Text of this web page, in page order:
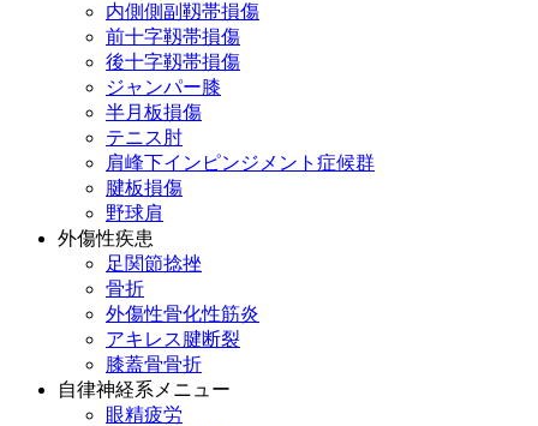
内側側副靱帯損傷
前十字靱帯損傷
後十字靱帯損傷
ジャンパー膝
半月板損傷
テニス肘
肩峰下インピンジメント症候群
腱板損傷
野球肩
外傷性疾患
足関節捻挫
骨折
外傷性骨化性筋炎
アキレス腱断裂
膝蓋骨骨折
自律神経系メニュー
眼精疲労